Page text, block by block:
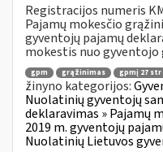
Registracijos numeris
Pajamų mokesčio
gyventojų pajamų
mokestis nuo gyventojo
gpm grąžinimas gpmį 27 str
žinyno kategorijos:
Nuolatinių gyventojų
deklaravimas » Pajamų
2019 m. gyventojų
Nuolatinių Lietuvos